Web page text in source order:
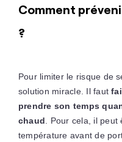
Comment
?
Pour limiter le risque de
solution miracle. Il faut
prendre son temps
chaud . Pour cela, il
température avant de